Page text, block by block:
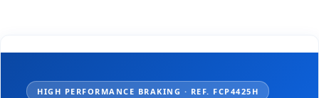
HIGH PERFORMANCE BRAKING · REF. FCP4425H